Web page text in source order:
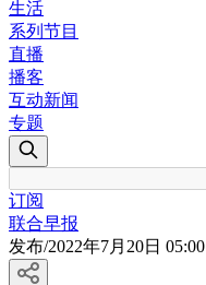
生活
系列节目
直播
播客
互动新闻
专题
订阅
联合早报
发布/2022年7月20日 05:00